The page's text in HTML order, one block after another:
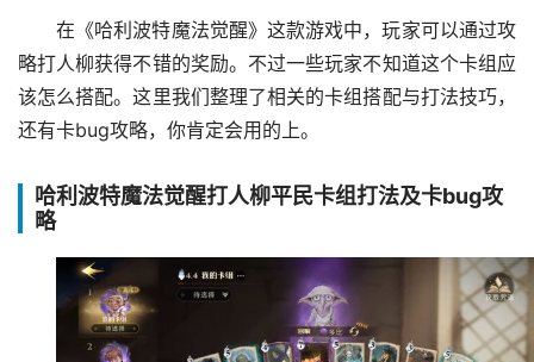
在《哈利波特魔法觉醒》这款游戏中，玩家可以通过攻
略打人柳获得不错的奖励。不过一些玩家不知道这个卡组应
该怎么搭配。这里我们整理了相关的卡组搭配与打法技巧，
还有卡bug攻略，你肯定会用的上。
哈利波特魔法觉醒打人柳平民卡组打法及卡bug攻
略